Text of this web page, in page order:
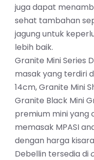
juga dapat
sehat tambahan
jagung untuk
lebih baik.
Granite Mini Series
masak yang terdiri
14cm, Granite Mini
Granite Black Mini
premium mini yang
memasak MPASI
dengan harga
Debellin tersedia di